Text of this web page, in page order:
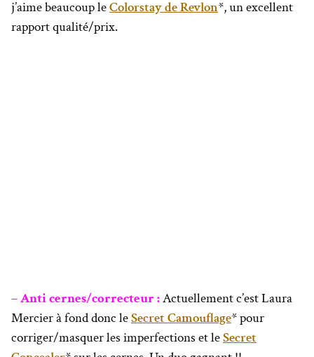
j’aime beaucoup leColorstay de Revlon*, un excellent
rapport qualité/prix.
– Anti cernes/correcteur :Actuellement c’est Laura
Mercier à fond donc leSecret Camouflage* pour
corriger/masquer les imperfections et leSecret